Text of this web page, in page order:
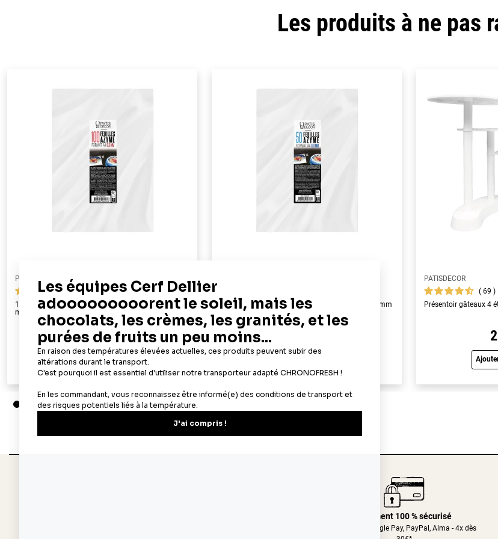
Les produits à ne pas
PATISDECOR
69
100 feuilles azyme alimentaires A4 - épaisseur 0,3
mm
22,90 €
Ajouter au panier
Aperçu rapide
50 feuilles azyme alimentaires A4 - épaisseur 0,6 mm
PATISDECOR
69
Présentoir gâteaux 4
Paiement 100 % sécurisé
CB, Apple&Google Pay, PayPal, Alma - 4x dès